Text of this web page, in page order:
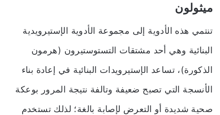
ميثولون
تنتمي هذه الأدوية إلى مجموعة الأدوية الإستيرويدية
البنائية وهي أحد مشتقات التستوستيرون (هرمون
الذكورة)، تساعد الإستيرويدات البنائية في إعادة بناء
الأنسجة التي تصبح ضعيفة وتالفة نتيجة المرور بوعكة
صحية شديدة أو التعرض لإصابة بالغة؛ لذلك تستخدم